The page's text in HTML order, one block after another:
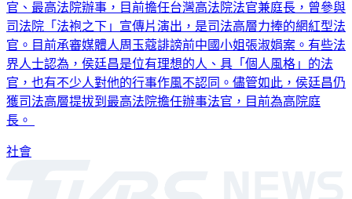
官、最高法院辦事，目前擔任台灣高法院法官兼庭長，曾參與
司法院「法袍之下」宣傳片演出，是司法高層力捧的網紅型法
官。目前承審媒體人周玉蔻誹謗前中國小姐張淑娟案。有些法
界人士認為，侯廷昌是位有理想的人、具「個人風格」的法
官，也有不少人對他的行事作風不認同。儘管如此，侯廷昌仍
獲司法高層提拔到最高法院擔任辦事法官，目前為高院庭
長。
社會